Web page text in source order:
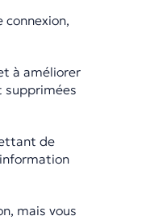
à améliorer
supprimées
de
mais vous